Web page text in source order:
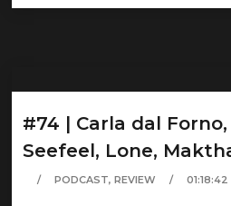
#74 | Carla dal
Seefeel, Lone,
PODCAST,REVIEW 01:18:42